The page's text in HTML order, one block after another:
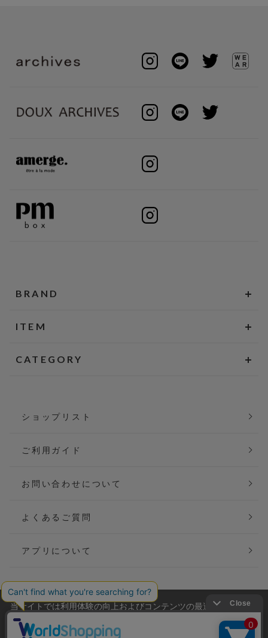
BRAND
ITEM
CATEGORY
ショップリスト
ご利用ガイド
お問い合わせについて
よくあるご質問
アプリについて
会社概要
ご利用規約
当サイトでは利用体験の向上およびコンテンツの最適な提供、ト
ラフィックの分析を目的としてCookieを使用しています。
サイトの閲覧を継続された場合、Cookieの利用に同意したことも